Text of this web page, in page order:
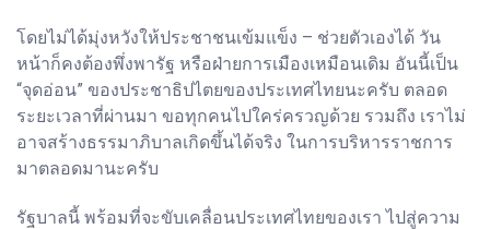
โดยไม่ได้มุ่งหวังให้ประชาชนเข้มแข็ง – ช่วยตัวเองได้ วัน
หน้าก็คงต้องพึ่งพารัฐ หรือฝ่ายการเมืองเหมือนเดิม อันนี้เป็น
“จุดอ่อน” ของประชาธิปไตยของประเทศไทยนะครับ ตลอด
ระยะเวลาที่ผ่านมา ขอทุกคนไปใคร่ครวญด้วย รวมถึง เราไม่
อาจสร้างธรรมาภิบาลเกิดขึ้นได้จริง ในการบริหารราชการ
มาตลอดมานะครับ
รัฐบาลนี้ พร้อมที่จะขับเคลื่อนประเทศไทยของเรา ไปสู่ความ